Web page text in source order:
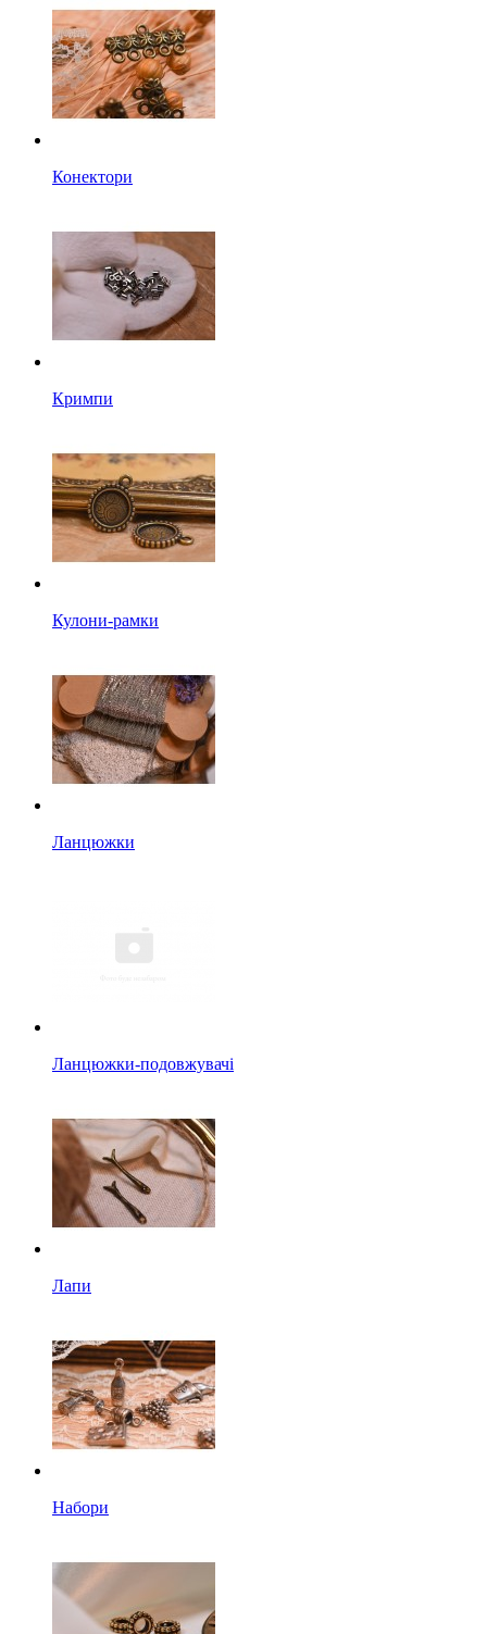
Конектори
Кримпи
Кулони-рамки
Ланцюжки
Ланцюжки-подовжувачі
Лапи
Набори